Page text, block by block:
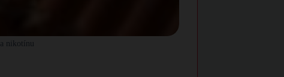
nikotínu